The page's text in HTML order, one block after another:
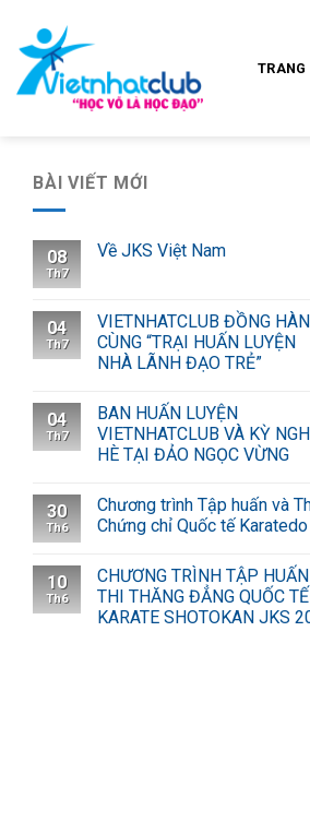
content
TRANG
BÀI VIẾT MỚI
08
Th7
Về JKS Việt Nam
04
Th7
VIETNHATCLUB ĐỒNG
CÙNG “TRẠI HUẤN LUYỆN
NHÀ LÃNH ĐẠO TRẺ”
04
Th7
BAN HUẤN LUYỆN
VIETNHATCLUB VÀ KỲ
HÈ TẠI ĐẢO NGỌC VỪNG
30
Th6
Chương trình Tập huấn và
Chứng chỉ Quốc tế Karatedo
10
Th6
CHƯƠNG TRÌNH TẬP
THI THĂNG ĐẲNG QUỐC TẾ
KARATE SHOTOKAN JKS